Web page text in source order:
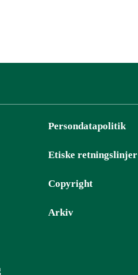
Persondatapolitik
Etiske retningslinjer
Copyright
Arkiv